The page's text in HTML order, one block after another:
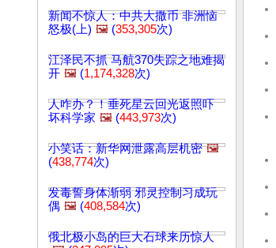
新闻不惊人：中共大撒币 非洲恼
怒极(上) 🖼️ (353,305次)
江泽民不抓 马航370失踪之地难揭
开 🖼️ (1,174,328次)
人咋办？！垂死星云回光返照吓
坏科学家 🖼️ (443,973次)
小笑话：新华网泄露高层机密 🖼️
(438,774次)
发毒誓身体渐弱 邪灵控制习成玩
偶 🖼️ (408,584次)
俄北极小岛的巨大石球来历惊人